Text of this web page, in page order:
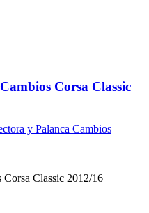
Corsa Classic
y Palanca Cambios
Corsa Classic 2012/16